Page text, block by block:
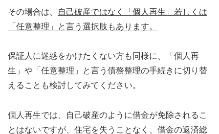
その場合は、
自己破産ではなく「個人再生」若しくは
「任意整理」と言う選択肢もあります。
保証人に迷惑をかけたくない方も同様に、「個人再
生」や「任意整理」と言う債務整理の手続きに切り替
えることも検討してみてください。
個人再生では、自己破産のように借金が免除されるこ
とはないですが、住宅を失うことなく、借金の返済総